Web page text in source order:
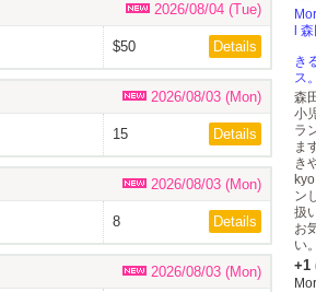
2026/08/04 (Tue)
$50 Details
2026/08/03 (Mon)
15 Details
2026/08/03 (Mon)
8 Details
2026/08/03 (Mon)
き
ス
森
小
ラ
ま
き
ン
扱
お
い。
+1